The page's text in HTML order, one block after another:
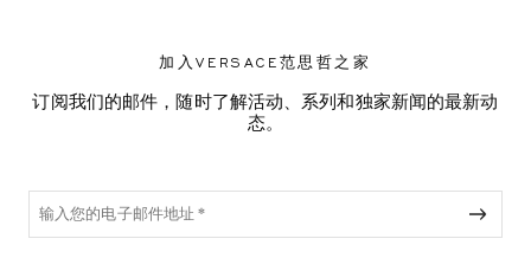
加入VERSACE范思哲之家
订阅我们的邮件，随时了解活动、系列和独家新闻的最新动
态。